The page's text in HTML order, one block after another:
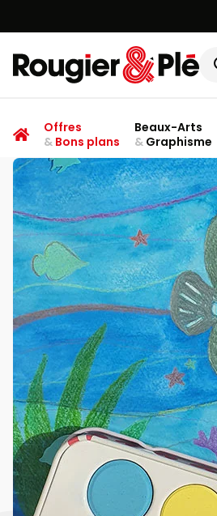
Rougier & Plé
Offres
&Bons plans
Beaux-Arts
&Graphisme